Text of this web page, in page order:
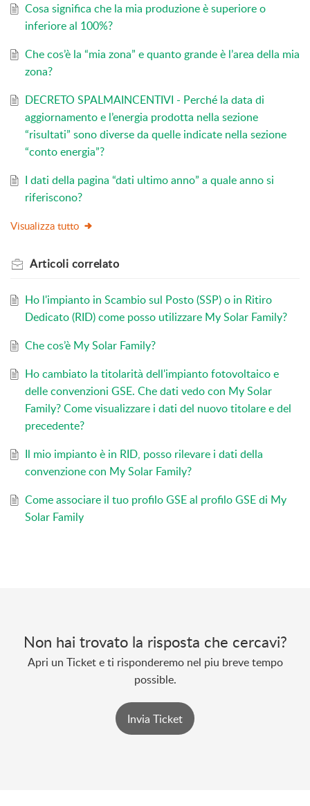
Cosa significa che la mia produzione è superiore o
inferiore al 100%?
Che cos’è la “mia zona” e quanto grande è l’area della mia
zona?
DECRETO SPALMAINCENTIVI - Perché la data di
aggiornamento e l’energia prodotta nella sezione
“risultati” sono diverse da quelle indicate nella sezione
“conto energia”?
I dati della pagina “dati ultimo anno” a quale anno si
riferiscono?
Visualizza tutto
Articoli correlato
Ho l'impianto in Scambio sul Posto (SSP) o in Ritiro
Dedicato (RID) come posso utilizzare My Solar Family?
Che cos’è My Solar Family?
Ho cambiato la titolarità dell'impianto fotovoltaico e
delle convenzioni GSE. Che dati vedo con My Solar
Family? Come visualizzare i dati del nuovo titolare e del
precedente?
Il mio impianto è in RID, posso rilevare i dati della
convenzione con My Solar Family?
Come associare il tuo profilo GSE al profilo GSE di My
Solar Family
Non hai trovato la risposta che cercavi?
Apri un Ticket e ti risponderemo nel piu breve tempo
possible.
Invia Ticket